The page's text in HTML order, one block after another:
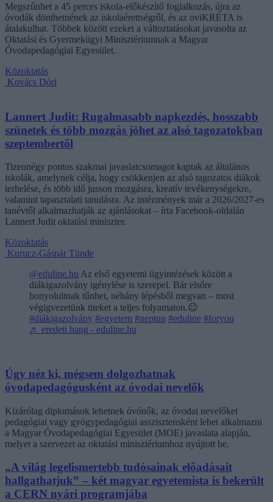
Megszűnhet a 45 perces iskola-előkészítő foglalkozás, újra az
óvodák dönthetnének az iskolaérettségről, és az oviKRÉTA is
átalakulhat. Többek között ezeket a változtatásokat javasolta az
Oktatási és Gyermekügyi Minisztériumnak a Magyar
Óvodapedagógiai Egyesület.
Közoktatás
Kovács Dóri
Lannert Judit: Rugalmasabb napkezdés, hosszabb
szünetek és több mozgás jöhet az alsó tagozatokban
szeptembertől
Tizennégy pontos szakmai javaslatcsomagot kaptak az általános
iskolák, amelynek célja, hogy csökkenjen az alsó tagozatos diákok
terhelése, és több idő jusson mozgásra, kreatív tevékenységekre,
valamint tapasztalati tanulásra. Az intézmények már a 2026/2027-es
tanévtől alkalmazhatják az ajánlásokat – írta Facebook-oldalán
Lannert Judit oktatási miniszter.
Közoktatás
Kurucz-Gáspár Tünde
@eduline.hu Az első egyetemi ügyintézések között a
diákigazolvány igénylése is szerepel. Bár elsőre
bonyolultnak tűnhet, néhány lépésből megvan – most
végigvezetünk titeket a teljes folyamaton.😉
#diákigazolvány #egyetem #neptun #eduline #foryou
♬ eredeti hang - eduline.hu
Úgy néz ki, mégsem dolgozhatnak
óvodapedagógusként az óvodai nevelők
Kizárólag diplomások lehetnek óvónők, az óvodai nevelőket
pedagógiai vagy gyógypedagógiai asszisztensként lehet alkalmazni
a Magyar Óvodapedagógiai Egyesület (MOE) javaslata alapján,
melyet a szervezet az oktatási minisztériumhoz nyújtott be.
„A világ legelismertebb tudósainak előadásait
hallgathatjuk” – két magyar egyetemista is bekerült
a CERN nyári programjába